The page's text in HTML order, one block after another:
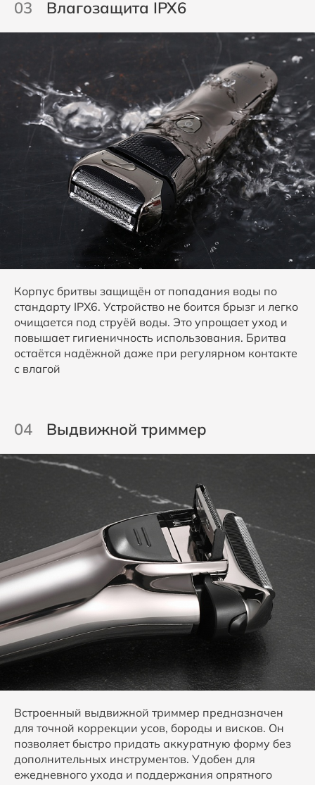
03 Влагозащита IPX6
Корпус бритвы защищён от попадания воды по
стандарту IPX6. Устройство не боится брызг и легко
очищается под струёй воды. Это упрощает уход и
повышает гигиеничность использования. Бритва
остаётся надёжной даже при регулярном контакте
с влагой
04 Выдвижной триммер
Встроенный выдвижной триммер предназначен
для точной коррекции усов, бороды и висков. Он
позволяет быстро придать аккуратную форму без
дополнительных инструментов. Удобен для
ежедневного ухода и поддержания опрятного